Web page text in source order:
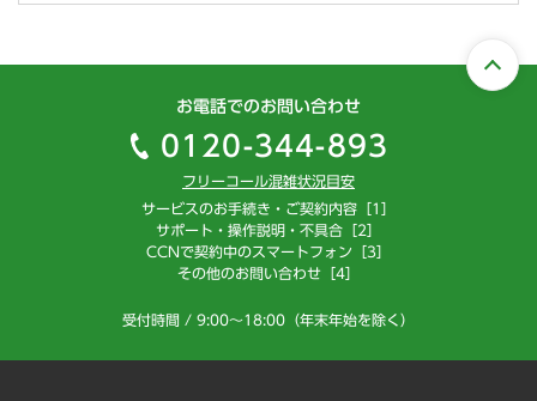
お電話でのお問い合わせ
0120-344-893
フリーコール混雑状況目安
サービスのお手続き・ご契約内容［1］
サポート・操作説明・不具合［2］
CCNで契約中のスマートフォン［3］
その他のお問い合わせ［4］
受付時間 / 9:00～18:00（年末年始を除く）